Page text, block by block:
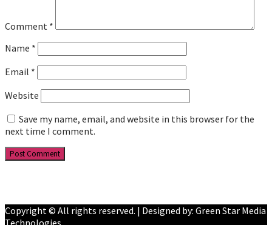
Comment *
Name *
Email *
Website
Save my name, email, and website in this browser for the
next time I comment.
Copyright © All rights reserved. | Designed by: Green Star Media